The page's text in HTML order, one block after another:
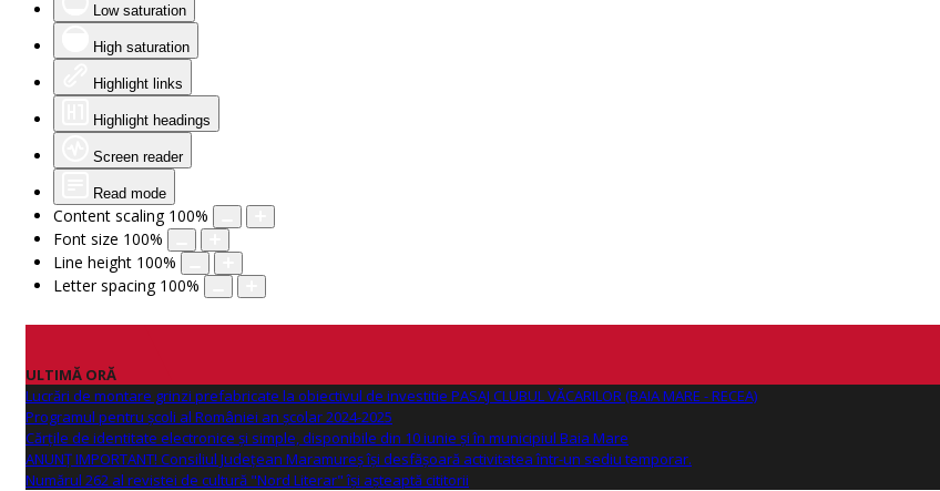
Low saturation
High saturation
Highlight links
Highlight headings
Screen reader
Read mode
Content scaling 100%
Font size 100%
Line height 100%
Letter spacing 100%
ULTIMĂ ORĂ
Lucrări de montare grinzi prefabricate la obiectivul de investitie PASAJ CLUBUL VĂCARILOR (BAIA MARE - RECEA)
Programul pentru școli al României an școlar 2024-2025
Cărțile de identitate electronice și simple, disponibile din 10 iunie și în municipiul Baia Mare
ANUNŢ IMPORTANT! Consiliul Județean Maramureș își desfășoară activitatea într-un sediu temporar.
Numărul 262 al revistei de cultură "Nord Literar" își așteaptă cititorii